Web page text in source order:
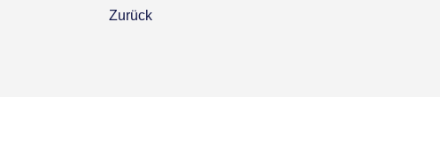
Zurück